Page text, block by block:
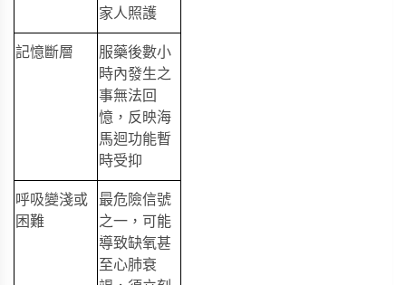
家人照護
記憶斷層
服藥後數小
時內發生之
事無法回
憶，反映海
馬迴功能暫
時受抑
呼吸變淺或
困難
最危險信號
之一，可能
導致缺氧甚
至心肺衰